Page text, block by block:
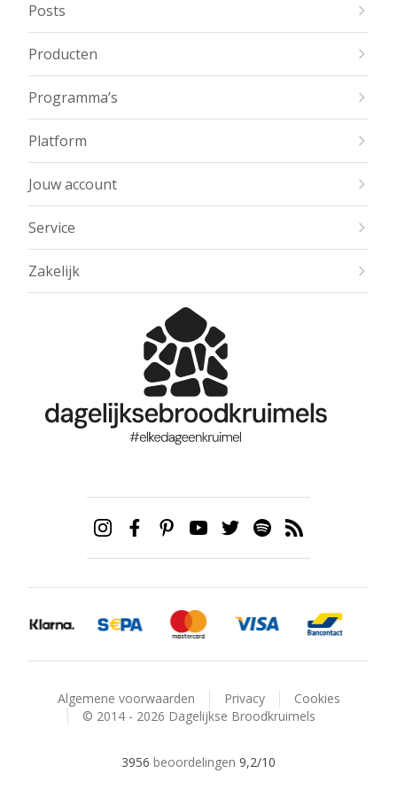
Posts
Producten
Programma’s
Platform
Jouw account
Service
Zakelijk
Algemene voorwaarden Privacy
Cookies
© 2014 - 2026 Dagelijkse Broodkruimels
3956 beoordelingen 9,2/10